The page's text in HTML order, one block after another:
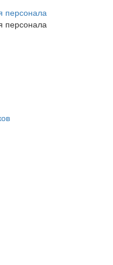
персонала
персонала